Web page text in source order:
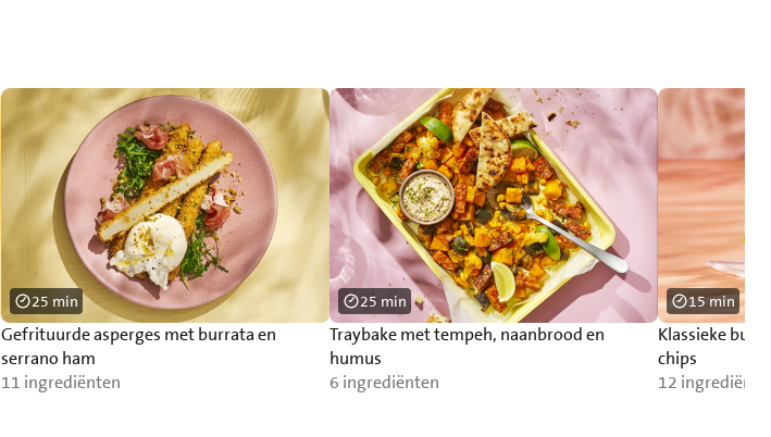
Gefrituurde asperges met burrata en
serrano ham
11 ingrediënten
25 min
Traybake met tempeh, naanbrood en
humus
6 ingrediënten
25 min
Klassieke
chips
12
15 min